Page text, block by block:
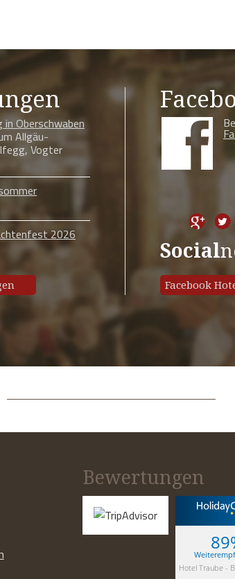
Oberschwaben
Allgäu-
Vogter
2026
Social
Facebook
Bewertungen
Hotel Traube -